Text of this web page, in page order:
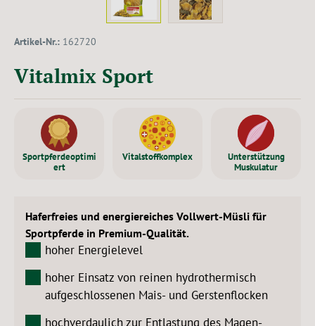
Artikel-Nr.: 162720
Vitalmix Sport
Sportpferdeoptimi
ert
Vitalstoffkomplex
Unterstützung
Muskulatur
Haferfreies und energiereiches Vollwert-Müsli für
Sportpferde in Premium-Qualität.
hoher Energielevel
hoher Einsatz von reinen hydrothermisch
aufgeschlossenen Mais- und Gerstenflocken
hochverdaulich zur Entlastung des Magen-